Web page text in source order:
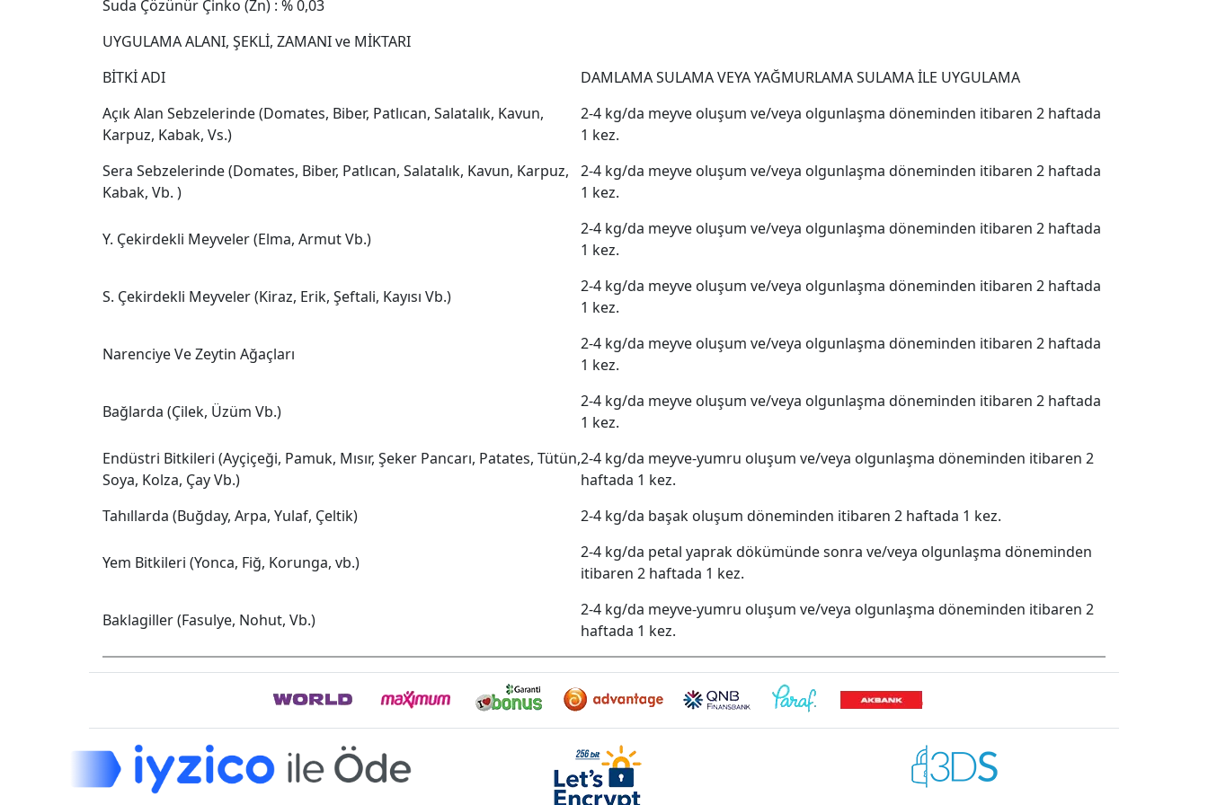
Suda Çözünür Çinko (Zn) : % 0,03
UYGULAMA ALANI, ŞEKLİ, ZAMANI ve MİKTARI
BİTKİ ADI
DAMLAMA SULAMA VEYA YAĞMURLAMA SULAMA İLE UYGULAMA
Açık Alan Sebzelerinde (Domates, Biber, Patlıcan, Salatalık, Kavun,
Karpuz, Kabak, Vs.)
2-4 kg/da meyve oluşum ve/veya olgunlaşma döneminden itibaren 2 haftada
1 kez.
Sera Sebzelerinde (Domates, Biber, Patlıcan, Salatalık, Kavun, Karpuz,
Kabak, Vb. )
2-4 kg/da meyve oluşum ve/veya olgunlaşma döneminden itibaren 2 haftada
1 kez.
Y. Çekirdekli Meyveler (Elma, Armut Vb.)
2-4 kg/da meyve oluşum ve/veya olgunlaşma döneminden itibaren 2 haftada
1 kez.
S. Çekirdekli Meyveler (Kiraz, Erik, Şeftali, Kayısı Vb.)
2-4 kg/da meyve oluşum ve/veya olgunlaşma döneminden itibaren 2 haftada
1 kez.
Narenciye Ve Zeytin Ağaçları
2-4 kg/da meyve oluşum ve/veya olgunlaşma döneminden itibaren 2 haftada
1 kez.
Bağlarda (Çilek, Üzüm Vb.)
2-4 kg/da meyve oluşum ve/veya olgunlaşma döneminden itibaren 2 haftada
1 kez.
Endüstri Bitkileri (Ayçiçeği, Pamuk, Mısır, Şeker Pancarı, Patates, Tütün,
Soya, Kolza, Çay Vb.)
2-4 kg/da meyve-yumru oluşum ve/veya olgunlaşma döneminden itibaren 2
haftada 1 kez.
Tahıllarda (Buğday, Arpa, Yulaf, Çeltik)
2-4 kg/da başak oluşum döneminden itibaren 2 haftada 1 kez.
Yem Bitkileri (Yonca, Fiğ, Korunga, vb.)
2-4 kg/da petal yaprak dökümünde sonra ve/veya olgunlaşma döneminden
itibaren 2 haftada 1 kez.
Baklagiller (Fasulye, Nohut, Vb.)
2-4 kg/da meyve-yumru oluşum ve/veya olgunlaşma döneminden itibaren 2
haftada 1 kez.